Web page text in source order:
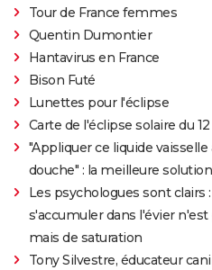
Tour de France femmes
Quentin Dumontier
Hantavirus en France
Bison Futé
Lunettes pour l'éclipse
Carte de l'éclipse solaire du
"Appliquer ce liquide
douche" : la meilleure
Les psychologues sont clairs
s'accumuler dans l'évier
mais de saturation
Tony Silvestre, éducateur